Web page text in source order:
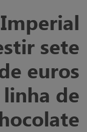
sete
euros
de